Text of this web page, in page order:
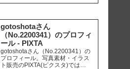
購入可能です。個人、商用を問わ
イヤリティフリー画像を、広報、
販促、社内資料作り、サイト運営
等にご活用ください。
gotoshotaさん
（No.2200341）のプロフィ
ール - PIXTA
gotoshotaさん（No.2200341）の
プロフィール。写真素材・イラス
ト販売のPIXTA(ピクスタ)では